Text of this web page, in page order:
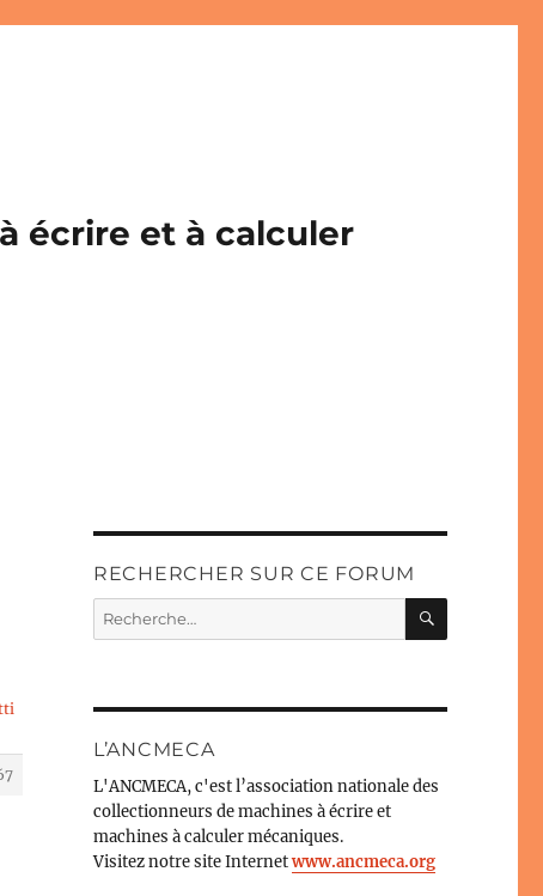
écrire et à calculer
RECHERCHER SUR CE FORUM
Recherche
pour :
L’ANCMECA
L'ANCMECA, c'est l’association nationale des
collectionneurs de machines à écrire et
machines à calculer mécaniques.
Visitez notre site Internetwww.ancmeca.org